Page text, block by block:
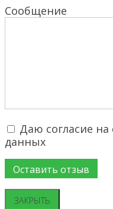
Сообщение
Даю согласие
данных
ЗАКРЫТЬ